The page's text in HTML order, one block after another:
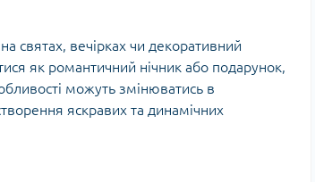
святах, вечірках чи декоративний
як романтичний нічник або подарунок,
можуть змінюватись в
яскравих та динамічних